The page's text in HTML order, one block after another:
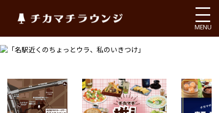
チカマチラウンジ
MENU